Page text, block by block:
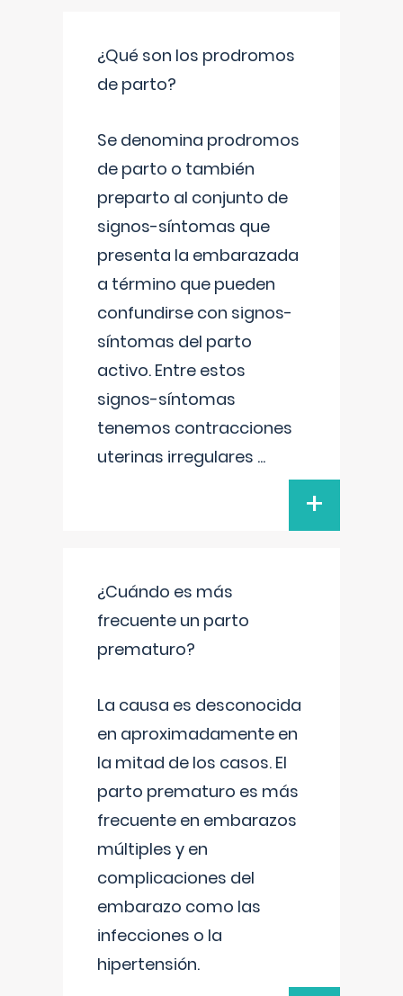
¿Qué son los prodromos
de parto?
Se denomina prodromos
de parto o también
preparto al conjunto de
signos-síntomas que
presenta la embarazada
a término que pueden
confundirse con signos-
síntomas del parto
activo. Entre estos
signos-síntomas
tenemos contracciones
uterinas irregulares ...
+
¿Cuándo es más
frecuente un parto
prematuro?
La causa es desconocida
en aproximadamente en
la mitad de los casos. El
parto prematuro es más
frecuente en embarazos
múltiples y en
complicaciones del
embarazo como las
infecciones o la
hipertensión.